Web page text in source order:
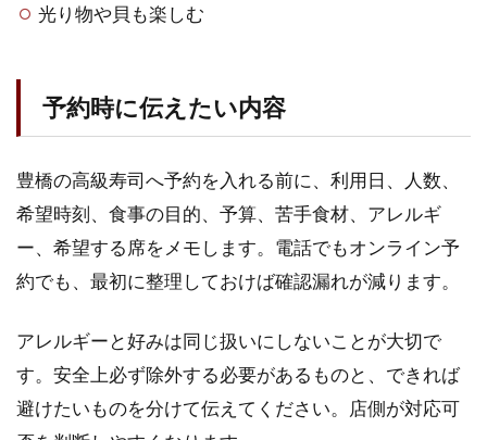
光り物や貝も楽しむ
予約時に伝えたい内容
豊橋の高級寿司へ予約を入れる前に、利用日、人数、
希望時刻、食事の目的、予算、苦手食材、アレルギ
ー、希望する席をメモします。電話でもオンライン予
約でも、最初に整理しておけば確認漏れが減ります。
アレルギーと好みは同じ扱いにしないことが大切で
す。安全上必ず除外する必要があるものと、できれば
避けたいものを分けて伝えてください。店側が対応可